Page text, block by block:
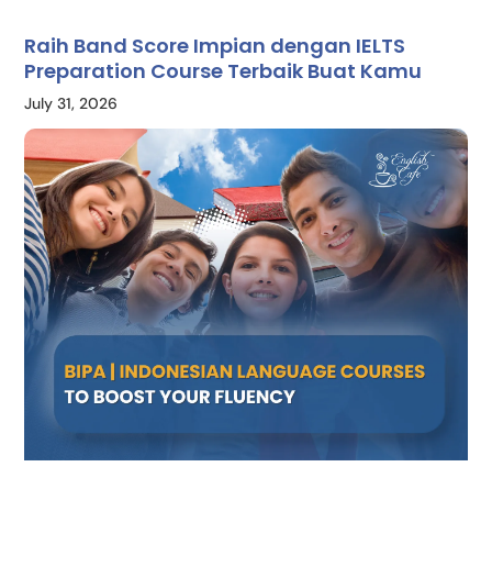
Raih Band Score Impian dengan IELTS
Preparation Course Terbaik Buat Kamu
July 31, 2026